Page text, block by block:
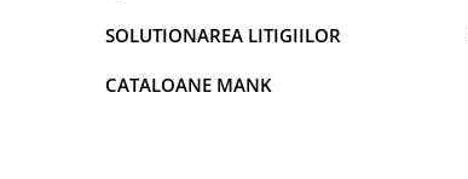
DECOR BABY SHOWER
CUMPARA LA PALET
SOLUTIONAREA LITIGIILOR
CATALOANE MANK